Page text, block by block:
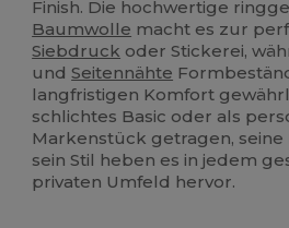
Finish. Die hochwertige
Baumwolle macht es zur
Siebdruck oder Stickerei,
undSeitennähte
langfristigen Komfort
schlichtes Basic oder als
Markenstück getragen,
sein Stil heben es in jedem
privaten Umfeld hervor.